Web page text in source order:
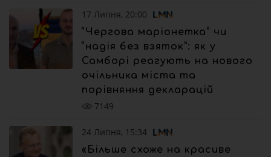
17 Липня, 20:00
“Чергова маріонетка” чи
“надія без взяток”: як у
Самборі реагують на нового
очільника міста та
порівняння декларацій
7149
24 Липня, 15:34
«Більше схоже на красиве